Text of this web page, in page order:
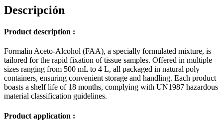
Descripción
Product description :
Formalin Aceto-Alcohol (FAA), a specially formulated mixture, is
tailored for the rapid fixation of tissue samples. Offered in multiple
sizes ranging from 500 mL to 4 L, all packaged in natural poly
containers, ensuring convenient storage and handling. Each product
boasts a shelf life of 18 months, complying with UN1987 hazardous
material classification guidelines.
Product application :